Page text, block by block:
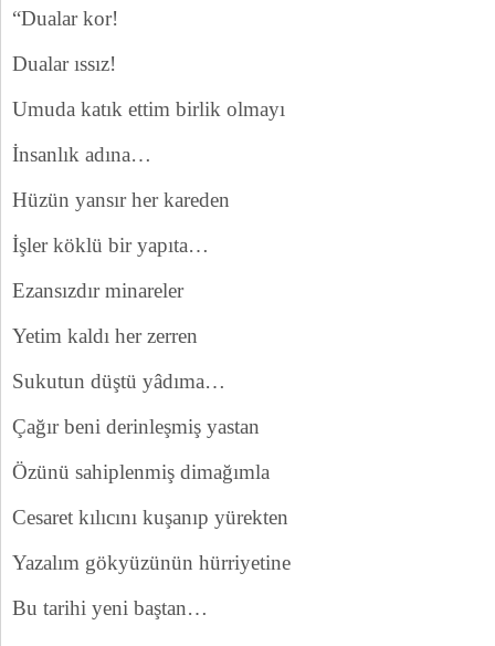
“Dualar kor!
Dualar ıssız!
Umuda katık ettim birlik olmayı
İnsanlık adına…
Hüzün yansır her kareden
İşler köklü bir yapıta…
Ezansızdır minareler
Yetim kaldı her zerren
Sukutun düştü yâdıma…
Çağır beni derinleşmiş yastan
Özünü sahiplenmiş dimağımla
Cesaret kılıcını kuşanıp yürekten
Yazalım gökyüzünün hürriyetine
Bu tarihi yeni baştan…